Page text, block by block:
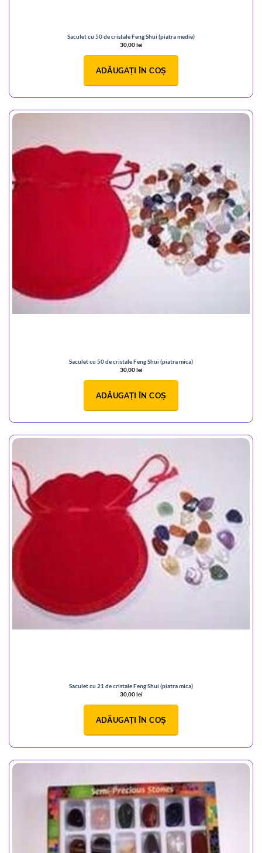
Saculet cu 50 de cristale Feng Shui (piatra medie)
30,00lei
ADĂUGAȚI ÎN COȘ
Saculet cu 50 de cristale Feng Shui (piatra mica)
30,00lei
ADĂUGAȚI ÎN COȘ
Saculet cu 21 de cristale Feng Shui (piatra mica)
30,00lei
ADĂUGAȚI ÎN COȘ